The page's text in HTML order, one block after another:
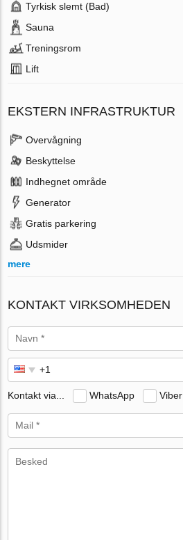
Tyrkisk slemt (Bad)
Sauna
Treningsrom
Lift
EKSTERN INFRASTRUKTUR
Overvågning
Beskyttelse
Indhegnet område
Generator
Gratis parkering
Udsmider
mere
KONTAKT VIRKSOMHEDEN
Kontakt via... WhatsApp Viber